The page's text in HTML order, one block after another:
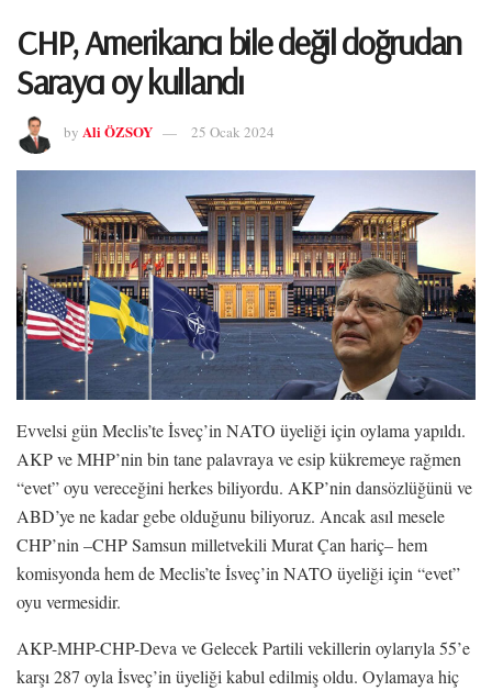
CHP, Amerikancı bile değil doğrudan
Saraycı oy kullandı
by Ali ÖZSOY 25 Ocak 2024
Evvelsi gün Meclis’te İsveç’in NATO üyeliği için oylama yapıldı.
AKP ve MHP’nin bin tane palavraya ve esip kükremeye rağmen
“evet” oyu vereceğini herkes biliyordu. AKP’nin dansözlüğünü ve
ABD’ye ne kadar gebe olduğunu biliyoruz. Ancak asıl mesele
CHP’nin –CHP Samsun milletvekili Murat Çan hariç– hem
komisyonda hem de Meclis’te İsveç’in NATO üyeliği için “evet”
oyu vermesidir.
AKP-MHP-CHP-Deva ve Gelecek Partili vekillerin oylarıyla 55’e
karşı 287 oyla İsveç’in üyeliği kabul edilmiş oldu. Oylamaya hiç